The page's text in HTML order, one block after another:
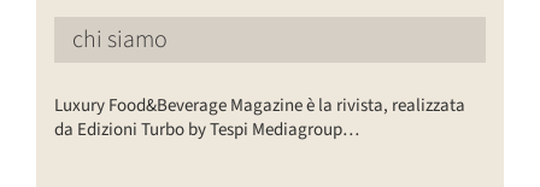
chi siamo
Luxury Food&Beverage Magazine è la rivista, realizzata
da Edizioni Turbo by Tespi Mediagroup…